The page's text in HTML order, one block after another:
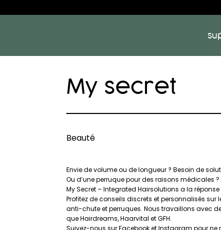
My secret
Beauté
Envie de volume ou de longueur ? Besoin de
Ou d’une perruque pour des raisons médicales ?
My Secret – Integrated Hairsolutions a la réponse
Profitez de conseils discrets et personnalisés sur
anti-chute et perruques. Nous travaillons avec
que Hairdreams, Haarvital et GFH.
Suivez-nous sur Facebook et Instagram pour ne